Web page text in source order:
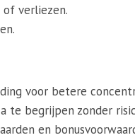
verliezen.
voor betere
te begrijpen zonder
en